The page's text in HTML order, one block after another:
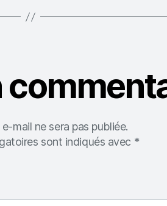
mail ne sera pas publiée.
sont indiqués avec *